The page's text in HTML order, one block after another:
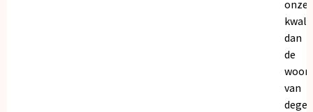
onze
dan
de
van